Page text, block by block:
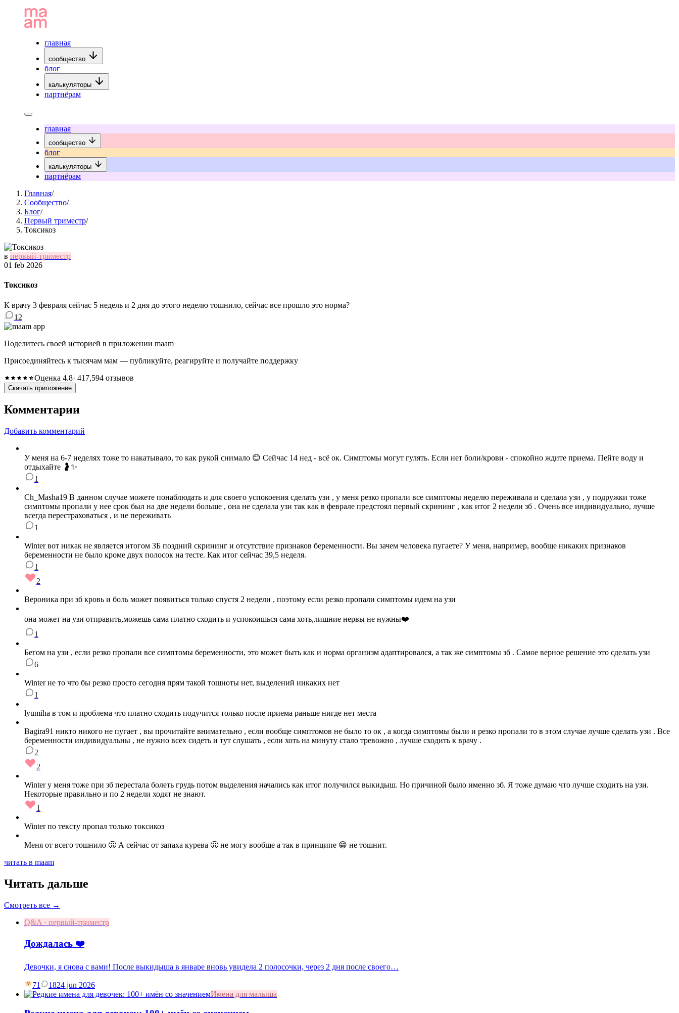
главная
сообщество
блог
калькуляторы
партнёрам
главная
сообщество
блог
калькуляторы
партнёрам
Главная/
Сообщество/
Блог/
Первый триместр/
Токсикоз
в первый-триместр
01 feb 2026
Токсикоз
К врачу 3 февраля сейчас 5 недель и 2 дня до этого неделю тошнило, сейчас все прошло это норма?
12
Поделитесь своей историей в приложении maam
Присоединяйтесь к тысячам мам — публикуйте, реагируйте и получайте поддержку
Оценка 4.8· 417,594 отзывов
Скачать приложение
Комментарии
Добавить комментарий
У меня на 6-7 неделях тоже то накатывало, то как рукой снимало 😊 Сейчас 14 нед - всё ок. Симптомы могут гулять. Если нет боли/крови - спокойно ждите приема. Пейте воду и
отдыхайте 🤰✨
1
Ch_Masha19 В данном случае можете понаблюдать и для своего успокоения сделать узи , у меня резко пропали все симптомы неделю переживала и сделала узи , у подружки тоже
симптомы пропали у нее срок был на две недели больше , она не сделала узи так как в феврале предстоял первый скрининг , как итог 2 недели зб . Очень все индивидуально, лучше
всегда перестраховаться , и не переживать
1
Winter вот никак не является итогом ЗБ поздний скрининг и отсутствие признаков беременности. Вы зачем человека пугаете? У меня, например, вообще никаких признаков
беременности не было кроме двух полосок на тесте. Как итог сейчас 39,5 неделя.
1
2
Вероника при зб кровь и боль может появиться только спустя 2 недели , поэтому если резко пропали симптомы идем на узи
она может на узи отправить,можешь сама платно сходить и успокоишься сама хоть,лишние нервы не нужны❤️
1
Бегом на узи , если резко пропали все симптомы беременности, это может быть как и норма организм адаптировался, а так же симптомы зб . Самое верное решение это сделать узи
6
Winter не то что бы резко просто сегодня прям такой тошноты нет, выделений никаких нет
1
lyumiha в том и проблема что платно сходить подучится только после приема раньше нигде нет места
Bagira91 никто никого не пугает , вы прочитайте внимательно , если вообще симптомов не было то ок , а когда симптомы были и резко пропали то в этом случае лучше сделать узи . Все
беременности индивидуальны , не нужно всех сидеть и тут слушать , если хоть на минуту стало тревожно , лучше сходить к врачу .
2
2
Winter у меня тоже при зб перестала болеть грудь потом выделения начались как итог получился выкидыш. Но причиной было именно зб. Я тоже думаю что лучше сходить на узи.
Некоторые правильно и по 2 недели ходят не знают.
1
Winter по тексту пропал только токсикоз
Меня от всего тошнило 🤢 А сейчас от запаха курева 🤢 не могу вообще а так в принципе 😁 не тошнит.
читать в maam
Читать дальше
Смотреть все →
Q&A · первый-триместр
Дождалась ❤️
Девочки, я снова с вами! После выкидыша в январе вновь увидела 2 полосочки, через 2 дня после своего…
71 1824 jun 2026
Имена для малыша